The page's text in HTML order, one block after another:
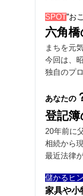
SPOT”お
六角
まちを元
今回は、
独自のプ
あなたの
登記
20年前に
相続から
最近法律
儲かるヒ
家具や小